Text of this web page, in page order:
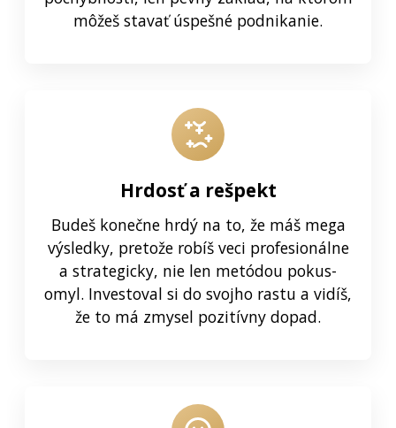
môžeš stavať úspešné podnikanie.
Hrdosť a rešpekt
Budeš konečne hrdý na to, že máš mega
výsledky, pretože robíš veci profesionálne
a strategicky, nie len metódou pokus-
omyl. Investoval si do svojho rastu a vidíš,
že to má zmysel pozitívny dopad.